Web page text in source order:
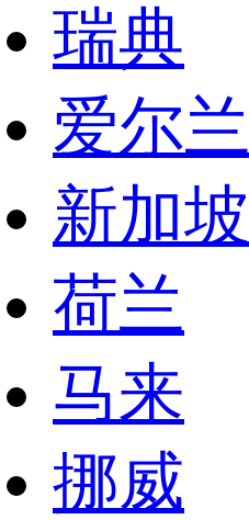
瑞典
爱尔兰
新加坡
荷兰
马来
挪威